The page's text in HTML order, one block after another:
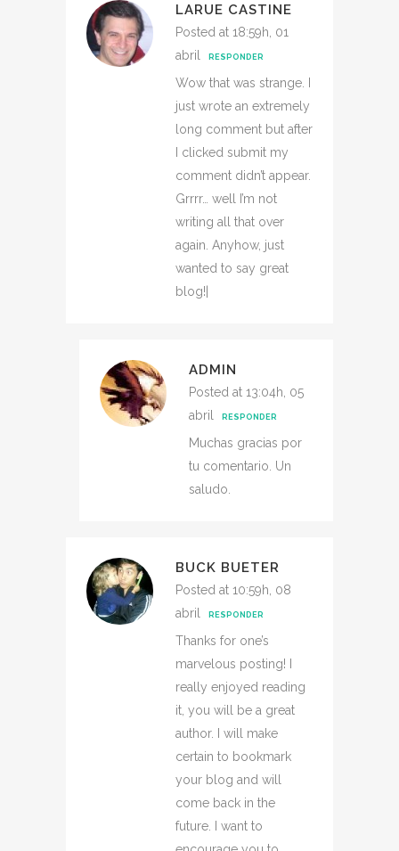
LARUE CASTINE
Posted at 18:59h, 01
abril
RESPONDER
Wow that was strange. I
just wrote an extremely
long comment but after
I clicked submit my
comment didn’t appear.
Grrrr… well I’m not
writing all that over
again. Anyhow, just
wanted to say great
blog!|
ADMIN
Posted at 13:04h, 05
abril
RESPONDER
Muchas gracias por
tu comentario. Un
saludo.
BUCK BUETER
Posted at 10:59h, 08
abril
RESPONDER
Thanks for one’s
marvelous posting! I
really enjoyed reading
it, you will be a great
author. I will make
certain to bookmark
your blog and will
come back in the
future. I want to